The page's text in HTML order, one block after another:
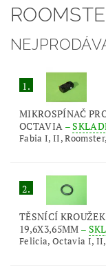
1.
MIKROSPÍNAČ
OCTAVIA –
Fabia I, II,
2.
TĚSNÍCÍ
19,6X3,65MM –
Felicia, Octavia I,